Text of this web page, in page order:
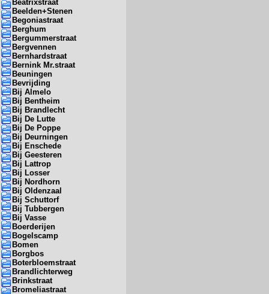
Beatrixstraat
Beelden+Stenen
Begoniastraat
Berghum
Bergummerstraat
Bergvennen
Bernhardstraat
Bernink Mr.straat
Beuningen
Bevrijding
Bij Almelo
Bij Bentheim
Bij Brandlecht
Bij De Lutte
Bij De Poppe
Bij Deurningen
Bij Enschede
Bij Geesteren
Bij Lattrop
Bij Losser
Bij Nordhorn
Bij Oldenzaal
Bij Schuttorf
Bij Tubbergen
Bij Vasse
Boerderijen
Bogelscamp
Bomen
Borgbos
Boterbloemstraat
Brandlichterweg
Brinkstraat
Bromeliastraat